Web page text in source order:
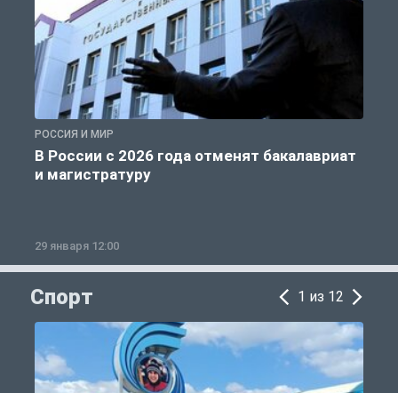
РОССИЯ И МИР
В России с 2026 года отменят бакалавриат
и магистратуру
29 января 12:00
Спорт 1 из 12